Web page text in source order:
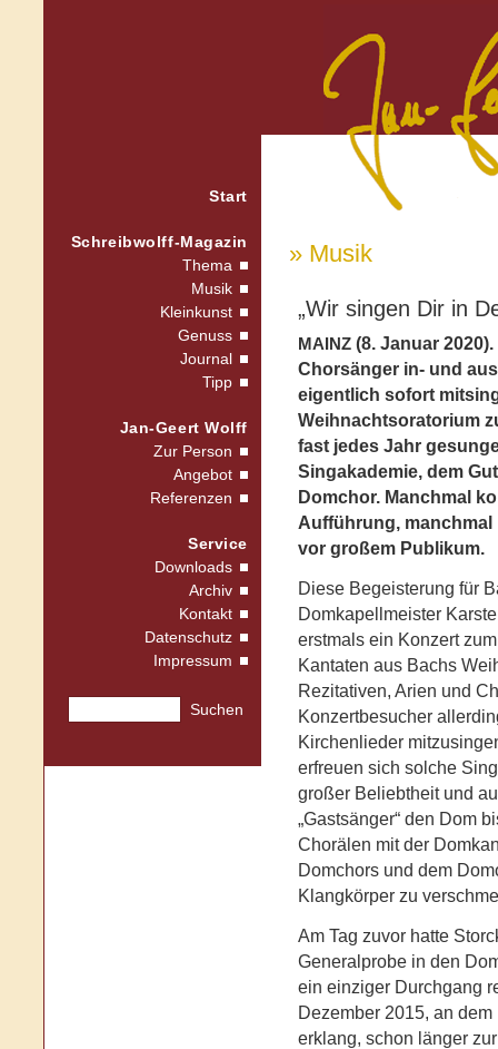
Start
Schreibwolff-Magazin
Thema
Musik
Kleinkunst
Genuss
Journal
Tipp
Jan-Geert Wolff
Zur Person
Angebot
Referenzen
Service
Downloads
Archiv
Kontakt
Datenschutz
Impressum
Suchen
» Musik
„Wir singen Dir in
MAINZ (8. Januar
Chorsänger in- und
eigentlich sofort
Weihnachtsoratorium
fast jedes Jahr
Singakademie, dem
Domchor. Manchmal
Aufführung,
vor großem Publikum.
Diese Begeisterung für
Domkapellmeister
erstmals ein Konzert
Kantaten aus Bachs
Rezitativen, Arien und
Konzertbesucher
Kirchenlieder
erfreuen sich solche
großer Beliebtheit und
„Gastsänger“ den Dom
Chorälen mit der
Domchors und dem
Klangkörper zu
Am Tag zuvor hatte
Generalprobe in den
ein einziger Durchgang
Dezember 2015, an dem
erklang, schon länger